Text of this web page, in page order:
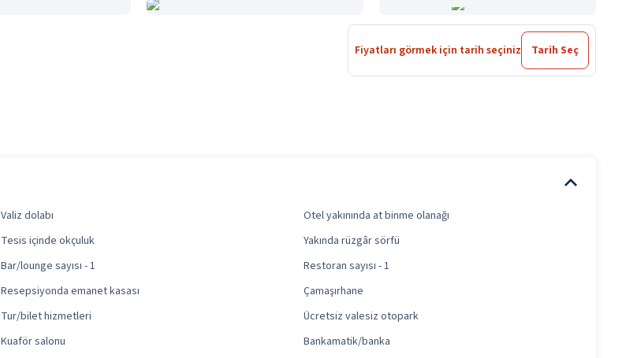
Fiyatları görmek için tarih seçiniz Tarih Seç
Valiz dolabı
Otel yakınında at binme olanağı
Tesis içinde okçuluk
Yakında rüzgâr sörfü
Bar/lounge sayısı - 1
Restoran sayısı - 1
Resepsiyonda emanet kasası
Çamaşırhane
Tur/bilet hizmetleri
Ücretsiz valesiz otopark
Kuaför salonu
Bankamatik/banka